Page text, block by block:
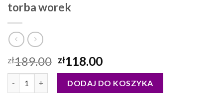
torba worek
zł189.00 zł118.00
DODAJ DO KOSZYKA